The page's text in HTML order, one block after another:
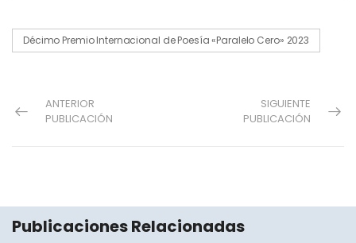
Décimo Premio Internacional de Poesía «Paralelo Cero» 2023
ANTERIOR
PUBLICACIÓN
SIGUIENTE
PUBLICACIÓN
Publicaciones Relacionadas